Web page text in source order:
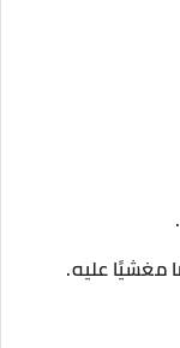
مغشيًا عليه.